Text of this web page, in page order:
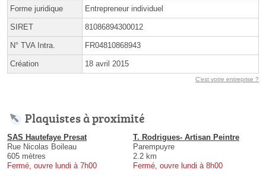
Forme juridique Entrepreneur individuel
SIRET 81086894300012
N° TVA Intra. FR04810868943
Création 18 avril 2015
C'est votre entreprise ?
Plaquistes à proximité
SAS Hautefaye Presat
Rue Nicolas Boileau
605 mètres
Fermé, ouvre lundi à 7h00
T. Rodrigues- Artisan Peintre
Parempuyre
2.2 km
Fermé, ouvre lundi à 8h00